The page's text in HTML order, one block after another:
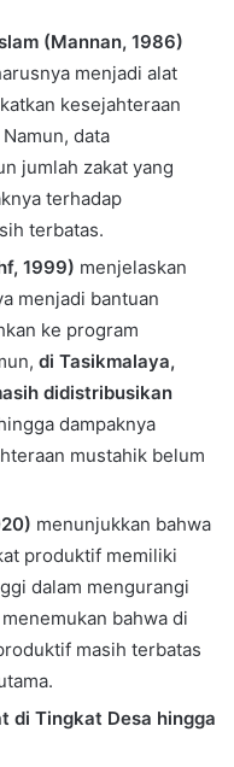
(Mannan, 1986)
menjadi alat
kesejahteraan
data
jumlah zakat yang
terhadap
terbatas.
1999) menjelaskan
menjadi bantuan
ke program
di Tasikmalaya,
didistribusikan
dampaknya
mustahik belum
menunjukkan bahwa
produktif memiliki
dalam mengurangi
bahwa di
masih terbatas
di Tingkat Desa hingga